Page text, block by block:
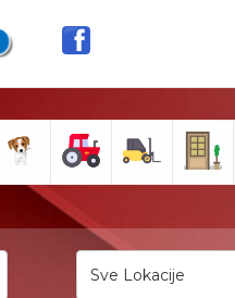
Sve Lokacije